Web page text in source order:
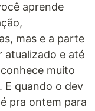
aprende
mas e a parte
atualizado e até
muito
E quando o dev
pra ontem para